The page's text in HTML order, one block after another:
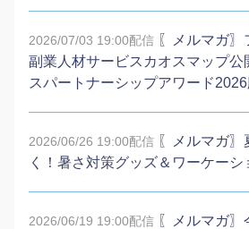
2026/07/03 19:00配信 〖メルマガ〗
副業人材サービスカオスマップ公
スパートナーシップアワード
2026/06/26 19:00配信 〖メルマガ
く！暑さ対策グッズ＆ワーケーシ
2026/06/19 19:00配信 〖メルマガ